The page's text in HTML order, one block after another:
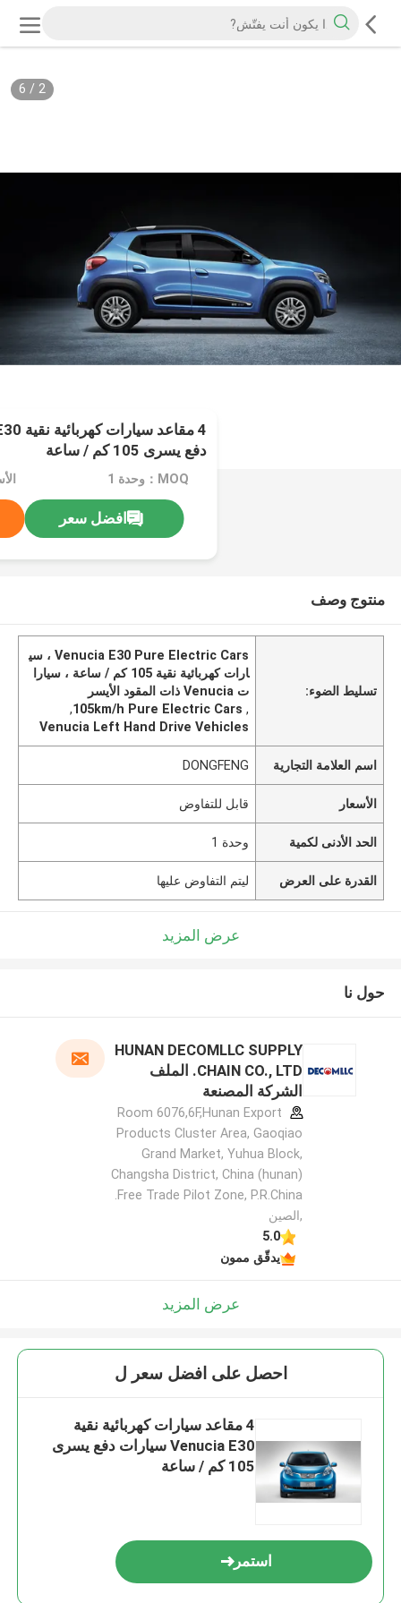
2
/
6
دفع يسرى 105 كم / ساعة
MOQ：وحدة 1
افضل سعر
منتوج وصف
تسليط الضوء:
Venucia E30 Pure Electric Cars ، سي
ارات كهربائية نقية 105 كم / ساعة ، سيارا
ت Venucia ذات المقود الأيسر
,
105km/h Pure Electric Cars
,
Venucia Left Hand Drive Vehicles
اسم العلامة التجارية DONGFENG
الأسعار قابل للتفاوض
الحد الأدنى لكمية وحدة 1
القدرة على العرض ليتم التفاوض عليها
عرض المزيد
حول نا
HUNAN DECOMLLC SUPPLY
CHAIN CO., LTD. الملف
الشركة المصنعة
Room 6076,6F,Hunan Export
Products Cluster Area, Gaoqiao
Grand Market, Yuhua Block,
Changsha District, China (hunan)
,الصين
5.0
يدقّق ممون
عرض المزيد
احصل على افضل سعر ل
4 مقاعد سيارات كهربائية نقية
Venucia E30 سيارات دفع يسرى
105 كم / ساعة
استمر